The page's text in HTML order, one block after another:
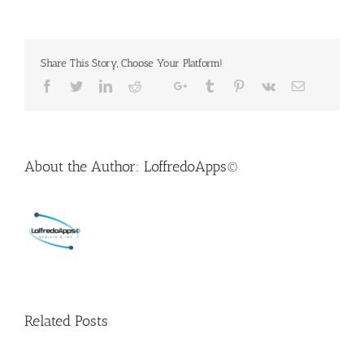
Share This Story, Choose Your Platform!
About the Author: LoffredoApps©
Related Posts